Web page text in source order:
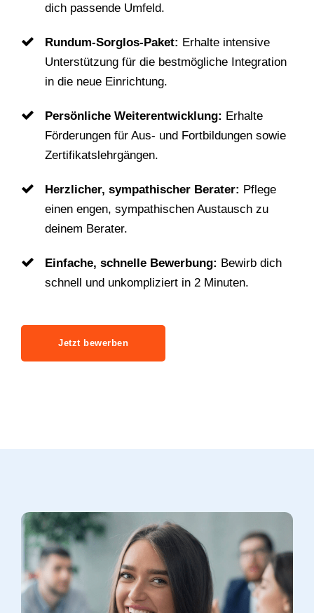
dich passende Umfeld.
Rundum-Sorglos-Paket: Erhalte intensive
Unterstützung für die bestmögliche Integration
in die neue Einrichtung.
Persönliche Weiterentwicklung: Erhalte
Förderungen für Aus- und Fortbildungen sowie
Zertifikatslehrgängen.
Herzlicher, sympathischer Berater: Pflege
einen engen, sympathischen Austausch zu
deinem Berater.
Einfache, schnelle Bewerbung: Bewirb dich
schnell und unkompliziert in 2 Minuten.
Jetzt bewerben